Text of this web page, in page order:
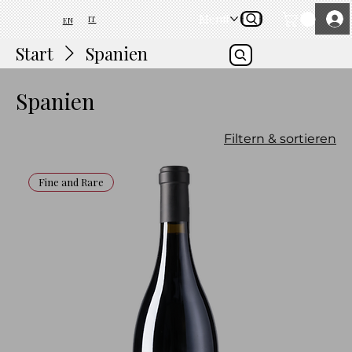
EN IT Menü
Start Spanien
Spanien
Filtern & sortieren
Fine and Rare